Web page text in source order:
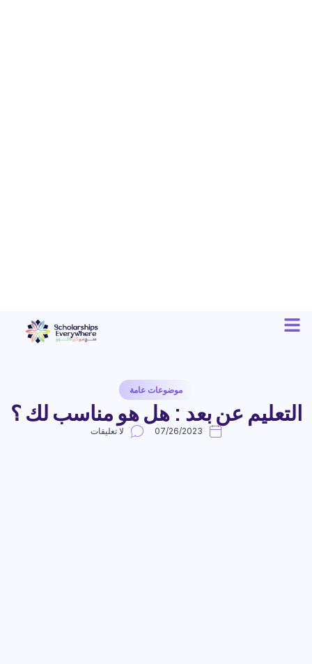
موضوعات عامة
التعليم عن بعد : هل هو مناسب لك ؟
07/26/2023 لا تعليقات